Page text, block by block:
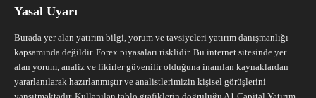
Yasal Uyarı
Burada yer alan yatırım bilgi, yorum ve tavsiyeleri yatırım danışmanlığı
kapsamında değildir. Forex piyasaları risklidir. Bu internet sitesinde yer
alan yorum, analiz ve fikirler güvenilir olduğuna inanılan kaynaklardan
yararlanılarak hazırlanmıştır ve analistlerimizin kişisel görüşlerini